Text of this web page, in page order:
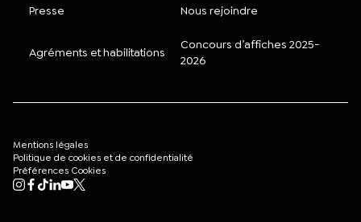
Presse Nous rejoindre
Agréments et habilitations
Concours d’affiches 2025-
2026
Mentions légales
Politique de cookies et de confidentialité
Préférences Cookies